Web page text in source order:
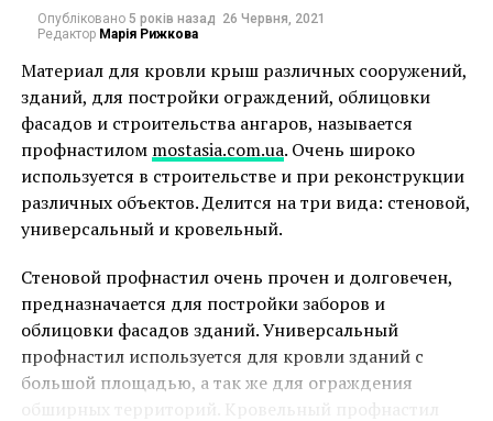
Стройматериалы приобрести в одном месте,
право на оптовую скидку и поможет
сэкономить на доставке.
Возведение коттеджа необходимо доверить
проверенной строительной организации, имеющей
инструмент, оборудование и специальную технику,
опыт в ведении подобных работ. Так можно
качества.
Facebook
Twitter
Pinterest
WhatsApp
ViberTelegram
Copy
Link
АРХИТЕКТУРА ПРОЕКТ
Константин Мельников, один из представителей
советского авангарда, смог построить трехэтажный
жилой дом для своей семьи в период «квартирного
советских домов-коммун.
Здание состоит из двух вставленных друг в друга
цилиндров. Большое количество шестиугольных
окон, идущие орнаментом по всему фасаду,
просторная, похожая на собор студия на третьем
Опубліковано 5 років назад 26 Червня, 2021
Редактор Марія Рижкова
Материал для кровли крыш различных сооружений,
зданий, для постройки ограждений, облицовки
фасадов и строительства ангаров, называется
профнастилом mostasia.com.ua. Очень широко
используется в строительстве и при реконструкции
различных объектов. Делится на три вида: стеновой,
универсальный и кровельный.
Стеновой профнастил очень прочен и долговечен,
предназначается для постройки заборов и
облицовки фасадов зданий. Универсальный
профнастил используется для кровли зданий с
большой площадью, а так же для ограждения
обширных территорий. Кровельный профнастил